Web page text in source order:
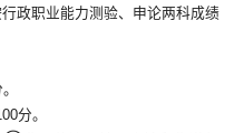
政职业能力测验、申论两科成绩
分。